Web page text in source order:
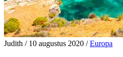
Judith /10 augustus 2020 / Europa